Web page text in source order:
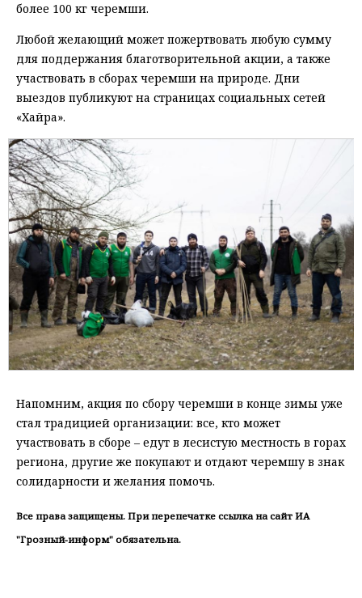
более 100 кг черемши.
Любой желающий может пожертвовать любую сумму
для поддержания благотворительной акции, а также
участвовать в сборах черемши на природе. Дни
выездов публикуют на страницах социальных сетей
«Хайра».
Напомним, акция по сбору черемши в конце зимы уже
стал традицией организации: все, кто может
участвовать в сборе – едут в лесистую местность в горах
региона, другие же покупают и отдают черемшу в знак
солидарности и желания помочь.
Все права защищены. При перепечатке ссылка на сайт ИА
"Грозный-информ" обязательна.